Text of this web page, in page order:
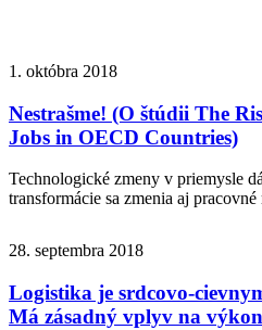
1. októbra 2018
Nestrašme! (O štúdii The
Jobs in OECD Countries)
Technologické zmeny v priemysle
transformácie sa zmenia aj
28. septembra 2018
Logistika je srdcovo-
Má zásadný vplyv na